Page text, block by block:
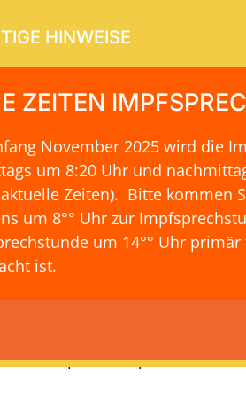
KONTAKT & LAGE
von Dr. med.
stellt Wissen zur Verfügung
Es gibt Einblick in Dr.
Kooperationspartner und
HINWEISE
ZEITEN
November 2025 wird die
um 8:20 Uhr und
Zeiten). Bitte kommen
um 8°° Uhr zur
um 14°° Uhr
ist.